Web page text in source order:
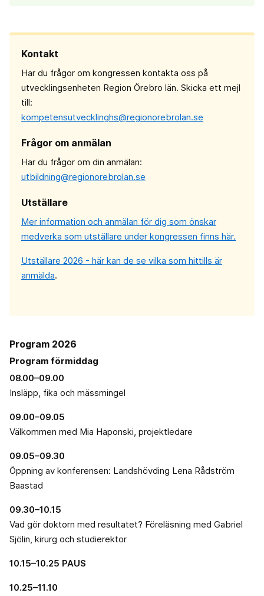
Kontakt
Har du frågor om kongressen kontakta oss på
utvecklingsenheten Region Örebro län. Skicka ett mejl
till:
kompetensutvecklinghs@regionorebrolan.se
Frågor om anmälan
Har du frågor om din anmälan:
utbildning@regionorebrolan.se
Utställare
Mer information och anmälan för dig som önskar
medverka som utställare under kongressen finns här.
Utställare 2026 - här kan de se vilka som hittills är
anmälda.
Program 2026
Program förmiddag
08.00–09.00
Insläpp, fika och mässmingel
09.00–09.05
Välkommen med Mia Haponski, projektledare
09.05–09.30
Öppning av konferensen: Landshövding Lena Rådström
Baastad
09.30–10.15
Vad gör doktorn med resultatet? Föreläsning med Gabriel
Sjölin, kirurg och studierektor
10.15–10.25 PAUS
10.25–11.10